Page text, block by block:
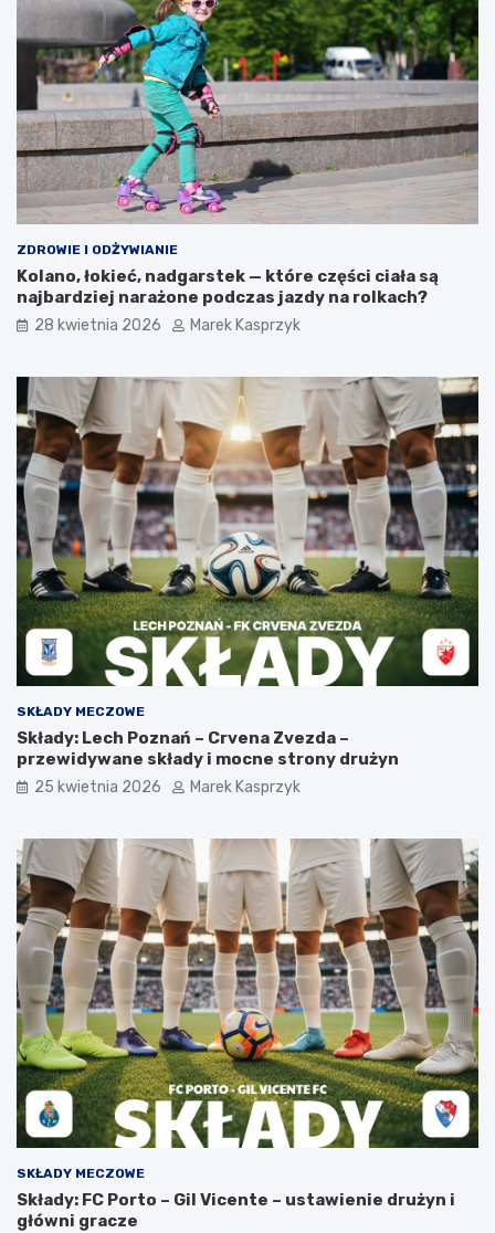
ZDROWIE I ODŻYWIANIE
Kolano, łokieć, nadgarstek — które części ciała są
najbardziej narażone podczas jazdy na rolkach?
28 kwietnia 2026 Marek Kasprzyk
SKŁADY MECZOWE
Składy: Lech Poznań – Crvena Zvezda –
przewidywane składy i mocne strony drużyn
25 kwietnia 2026 Marek Kasprzyk
SKŁADY MECZOWE
Składy: FC Porto – Gil Vicente – ustawienie drużyn i
główni gracze